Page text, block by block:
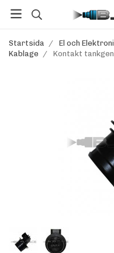
Startsida / El och
Kablage / Kontakt